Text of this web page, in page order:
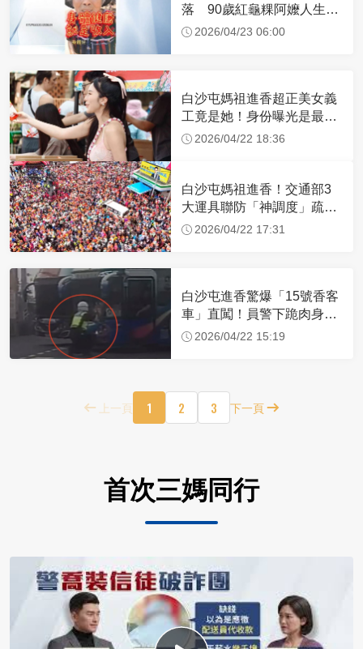
落 90歲紅龜粿阿嬤人生謝
幕2026/04/23 06:00
白沙屯媽祖進香超正美女義
工竟是她！身份曝光是最美
禮生 一輩子不結婚
2026/04/22 18:36
白沙屯媽祖進香！交通部3
大運具聯防「神調度」疏運
32.1萬創新高
2026/04/22 17:31
白沙屯進香驚爆「15號香客
車」直闖！員警下跪肉身擋
車：讓行人先過
2026/04/22 15:19
上一頁 1 2 3 下一頁
首次三媽同行